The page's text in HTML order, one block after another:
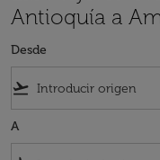
Antioquía a
Desde
flight_takeoff
A